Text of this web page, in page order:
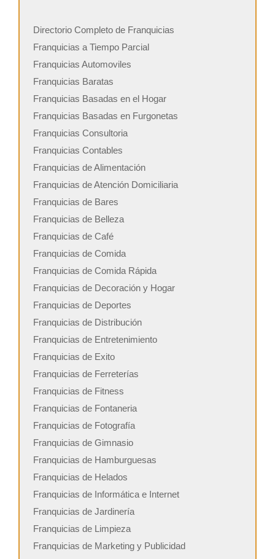
Directorio Completo de Franquicias
Franquicias a Tiempo Parcial
Franquicias Automoviles
Franquicias Baratas
Franquicias Basadas en el Hogar
Franquicias Basadas en Furgonetas
Franquicias Consultoria
Franquicias Contables
Franquicias de Alimentación
Franquicias de Atención Domiciliaria
Franquicias de Bares
Franquicias de Belleza
Franquicias de Café
Franquicias de Comida
Franquicias de Comida Rápida
Franquicias de Decoración y Hogar
Franquicias de Deportes
Franquicias de Distribución
Franquicias de Entretenimiento
Franquicias de Exito
Franquicias de Ferreterías
Franquicias de Fitness
Franquicias de Fontaneria
Franquicias de Fotografía
Franquicias de Gimnasio
Franquicias de Hamburguesas
Franquicias de Helados
Franquicias de Informática e Internet
Franquicias de Jardinería
Franquicias de Limpieza
Franquicias de Marketing y Publicidad